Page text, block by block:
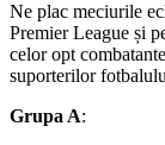
Ne plac meciurile
Premier League și
celor opt
suporterilor
Grupa A: